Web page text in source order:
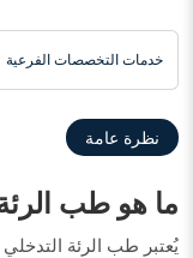
نظرة عامة
ما هو طب
يُعتبر طب الرئة